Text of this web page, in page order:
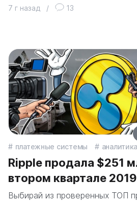
7 г назад / 13
платежные системы аналитика
Ripple продала $251
втором квартале
Выбирай из проверенных ТОП